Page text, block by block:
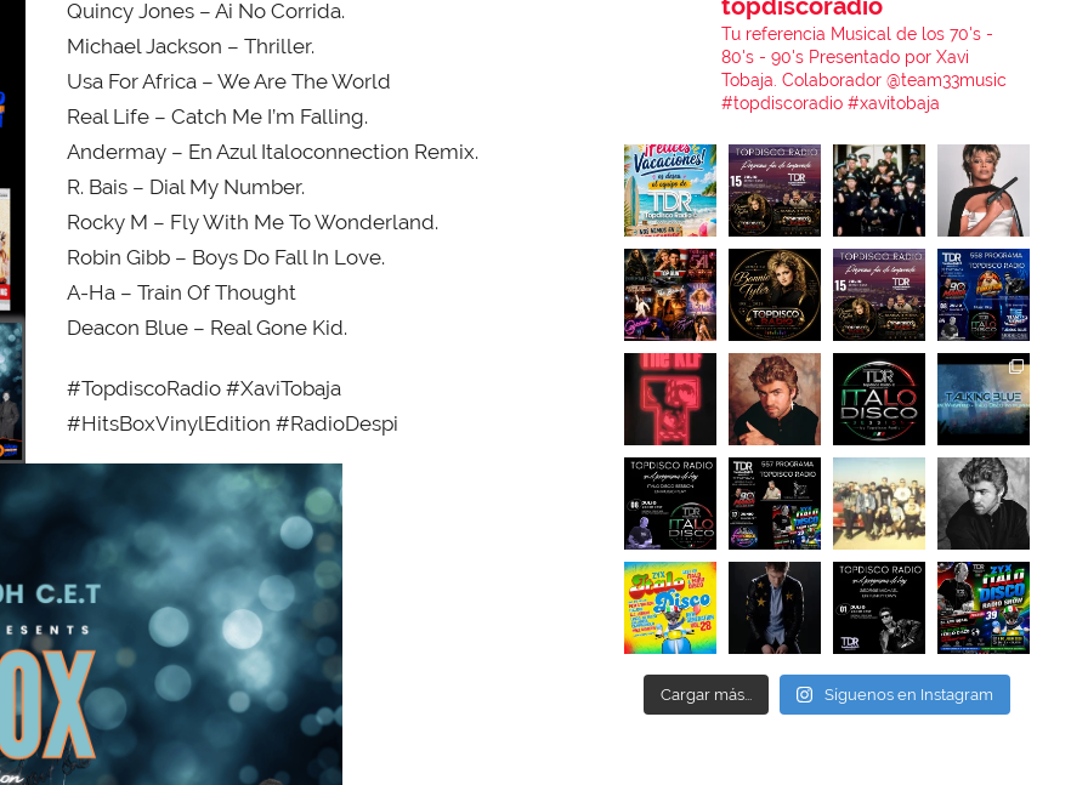
Quincy Jones – Ai No Corrida.
Michael Jackson – Thriller.
Usa For Africa – We Are The World
Real Life – Catch Me I’m Falling.
Andermay – En Azul Italoconnection Remix.
R. Bais – Dial My Number.
Rocky M – Fly With Me To Wonderland.
Robin Gibb – Boys Do Fall In Love.
A-Ha – Train Of Thought
Deacon Blue – Real Gone Kid.
#TopdiscoRadio #XaviTobaja
#HitsBoxVinylEdition #RadioDespi
topdiscoradio
Tu referencia Musical de los 70's -
80's - 90's Presentado por Xavi
Tobaja.Colaborador @team33music
#topdiscoradio #xavitobaja
Cargar más... Síguenos en Instagram